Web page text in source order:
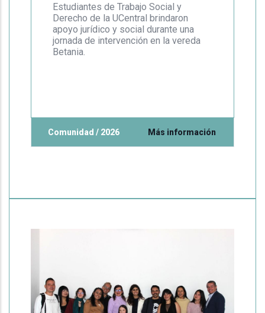
Estudiantes de Trabajo Social y
Derecho de la UCentral brindaron
apoyo jurídico y social durante una
jornada de intervención en la vereda
Betania.
Comunidad / 2026 Más información